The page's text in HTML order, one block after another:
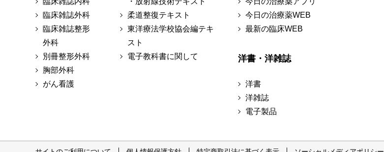
臨床雑誌外科
臨床雑誌整形
外科
別冊整形外科
胸部外科
がん看護
柔道整復テキスト
東洋療法学校協会編テキ
スト
電子教科書に関して
今日の治療薬WEB
最新の臨床WEB
洋書・洋雑誌
洋書
洋雑誌
電子製品